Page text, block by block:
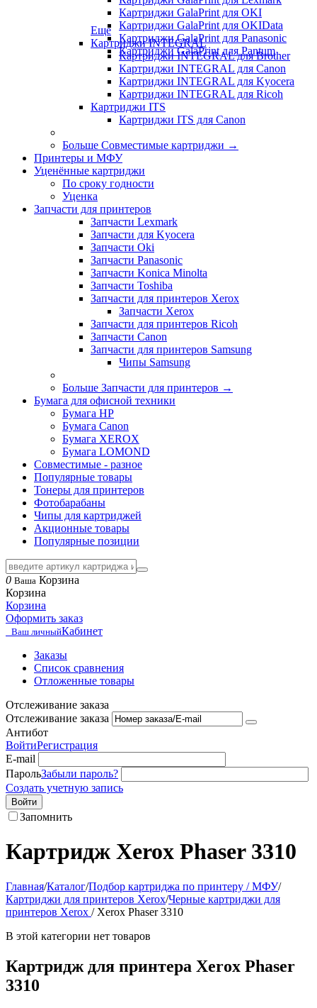
Картриджи GalaPrint для OKI
Картриджи GalaPrint для OKIData
Картриджи GalaPrint для Panasonic
Картриджи GalaPrint для Pantum
Еще
Картриджи INTEGRAL
Картриджи INTEGRAL для Brother
Картриджи INTEGRAL для Canon
Картриджи INTEGRAL для Kyocera
Картриджи INTEGRAL для Ricoh
Картриджи ITS
Картриджи ITS для Canon
Больше Совместимые картриджи →
Принтеры и МФУ
Уценённые картриджи
По сроку годности
Уценка
Запчасти для принтеров
Запчасти Lexmark
Запчасти для Kyocera
Запчасти Oki
Запчасти Panasonic
Запчасти Koniсa Minolta
Запчасти Toshiba
Запчасти для принтеров Xerox
Запчасти Xerox
Запчасти для принтеров Ricoh
Запчасти Canon
Запчасти для принтеров Samsung
Чипы Samsung
Больше Запчасти для принтеров →
Бумага для офисной техники
Бумага HP
Бумага Canon
Бумага XEROX
Бумага LOMOND
Совместимые - разное
Популярные товары
Тонеры для принтеров
Фотобарабаны
Чипы для картриджей
Акционные товары
Популярные позиции
0 Ваша Корзина
Корзина
Корзина
Оформить заказ
Ваш личныйКабинет
Заказы
Список сравнения
Отложенные товары
Отслеживание заказа
Отслеживание заказа
Антибот
ВойтиРегистрация
E-mail
ПарольЗабыли пароль?
Создать учетную запись
Войти
Запомнить
Картридж Xerox Phaser 3310
Главная/Каталог/Подбор картриджа по принтеру / МФУ/
Картриджи для принтеров Xerox/Черные картриджи для
принтеров Xerox /Xerox Phaser 3310
В этой категории нет товаров
Картридж для принтера Xerox Phaser
3310